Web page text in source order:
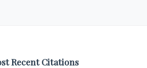
Recent Citations